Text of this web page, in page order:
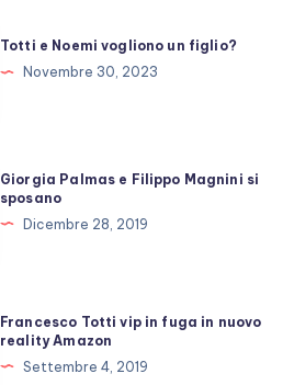
Totti e Noemi vogliono un figlio?
Novembre 30, 2023
Giorgia Palmas e Filippo Magnini si
sposano
Dicembre 28, 2019
Francesco Totti vip in fuga in nuovo
reality Amazon
Settembre 4, 2019